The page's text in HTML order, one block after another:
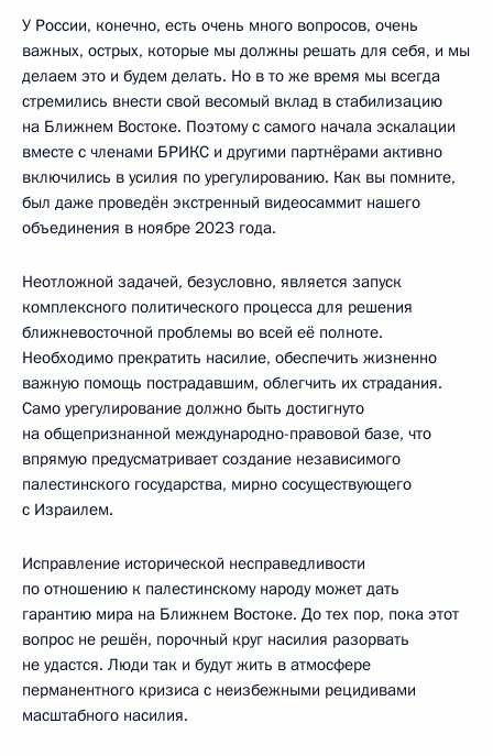
У России, конечно, есть очень много вопросов, очень
важных, острых, которые мы должны решать для себя, и мы
делаем это и будем делать. Но в то же время мы всегда
стремились внести свой весомый вклад в стабилизацию
на Ближнем Востоке. Поэтому с самого начала эскалации
вместе с членами БРИКС и другими партнёрами активно
включились в усилия по урегулированию. Как вы помните,
был даже проведён экстренный видеосаммит нашего
объединения в ноябре 2023 года.
Неотложной задачей, безусловно, является запуск
комплексного политического процесса для решения
ближневосточной проблемы во всей её полноте.
Необходимо прекратить насилие, обеспечить жизненно
важную помощь пострадавшим, облегчить их страдания.
Само урегулирование должно быть достигнуто
на общепризнанной международно-правовой базе, что
впрямую предусматривает создание независимого
палестинского государства, мирно сосуществующего
с Израилем.
Исправление исторической несправедливости
по отношению к палестинскому народу может дать
гарантию мира на Ближнем Востоке. До тех пор, пока этот
вопрос не решён, порочный круг насилия разорвать
не удастся. Люди так и будут жить в атмосфере
перманентного кризиса с неизбежными рецидивами
масштабного насилия.